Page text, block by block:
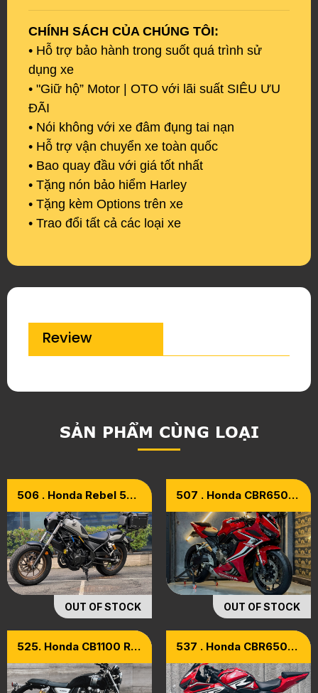
CHÍNH SÁCH CỦA CHÚNG TÔI:
• Hỗ trợ bảo hành trong suốt quá trình sử
dụng xe
• "Giữ hộ” Motor | OTO với lãi suất SIÊU ƯU
ĐÃI
• Nói không với xe đâm đụng tai nạn
• Hỗ trợ vận chuyển xe toàn quốc
• Bao quay đầu với giá tốt nhất
• Tặng nón bảo hiểm Harley
• Tặng kèm Options trên xe
• Trao đổi tất cả các loại xe
Review
SẢN PHẨM CÙNG LOẠI
506 . Honda Rebel 500
OUT OF STOCK
507 . Honda CBR650R
OUT OF STOCK
525. Honda CB1100 RS
537 . Honda CBR650R